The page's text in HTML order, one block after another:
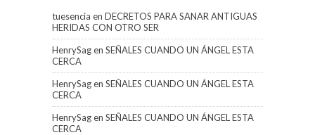
tuesencia en DECRETOS PARA SANAR ANTIGUAS
HERIDAS CON OTRO SER
HenrySagen SEÑALES CUANDO UN ÁNGEL ESTA
CERCA
HenrySagen SEÑALES CUANDO UN ÁNGEL ESTA
CERCA
HenrySagen SEÑALES CUANDO UN ÁNGEL ESTA
CERCA